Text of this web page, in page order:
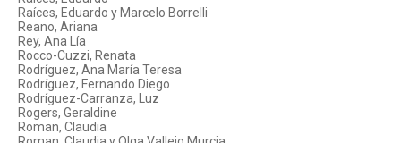
Raíces, Eduardo y Marcelo Borrelli
Reano, Ariana
Rey, Ana Lía
Rocco-Cuzzi, Renata
Rodríguez, Ana María Teresa
Rodríguez, Fernando Diego
Rodríguez-Carranza, Luz
Rogers, Geraldine
Roman, Claudia